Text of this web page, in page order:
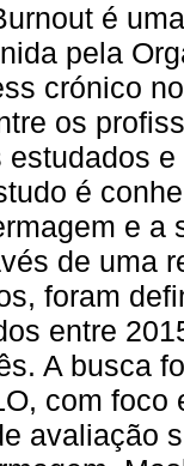
é
pela
crónico
os
é
e a
de uma
foram
entre
A busca
com
avaliação